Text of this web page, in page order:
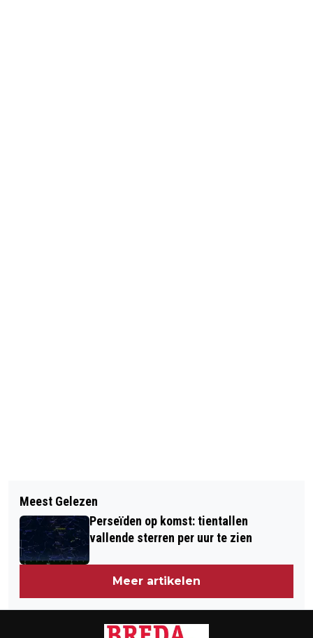
CREATIEVE ELMAY MAAKT
‘SCHRIJFMEDICIJNEN’ TEGEN STRESS
EN SLAPELOZE NACHTEN
POLITIE ZOEKT GETUIGEN VAN
OVERVAL ETOS DROGISTERIJ
Meest Gelezen
Perseïden op komst: tientallen
vallende sterren per uur te zien
Meer artikelen